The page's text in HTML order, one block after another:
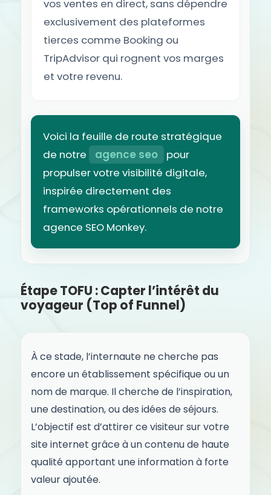
vos ventes en direct, sans dépendre
exclusivement des plateformes
tierces comme Booking ou
TripAdvisor qui rognent vos marges
et votre revenu.
Voici la feuille de route stratégique
de notre
agence seo
pour
propulser votre visibilité digitale,
inspirée directement des
frameworks opérationnels de notre
agence SEO Monkey.
Étape TOFU : Capter l’intérêt du
voyageur (Top of Funnel)
À ce stade, l’internaute ne cherche pas
encore un établissement spécifique ou un
nom de marque. Il cherche de l’inspiration,
une destination, ou des idées de séjours.
L’objectif est d’attirer ce visiteur sur votre
site internet grâce à un contenu de haute
qualité apportant une information à forte
valeur ajoutée.